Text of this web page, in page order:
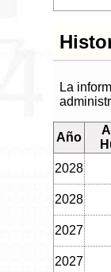
La
Año
2028
2028
2027
2027